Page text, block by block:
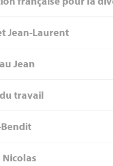
Jean-Laurent
Jean
travail